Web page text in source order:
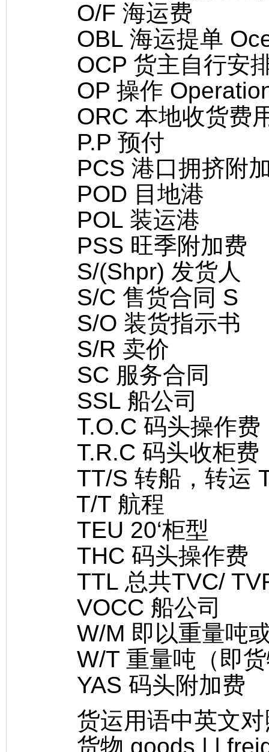
O/F 海运费
OBL 海运提单
OCP 货主自行安
OP 操作
ORC 本地收货费
P.P 预付
PCS 港口拥挤附
POD 目地港
POL 装运港
PSS 旺季附加费
S/(Shpr) 发货人
S/C 售货合同 S
S/O 装货指示书
S/R 卖价
SC 服务合同
SSL 船公司
T.O.C 码头操作费
T.R.C 码头收柜费
TT/S 转船，转运
T/T 航程
TEU 20‘柜型
THC 码头操作费
TTL 总共TVC/
VOCC 船公司
W/M 即以重量吨或
W/T 重量吨（即货
YAS 码头附加费
货运用语中英文对
货物 goods | |